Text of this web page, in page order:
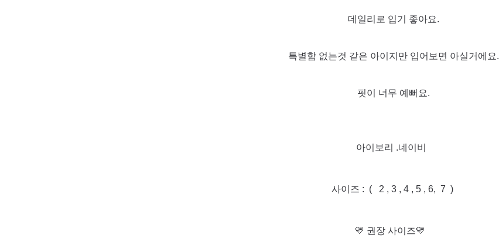
데일리로 입기 좋아요.
특별함 없는것 같은 아이지만 입어보면 아실거에요.
핏이 너무 예뻐요.
아이보리 .네이비
사이즈 : ( 2 , 3 , 4 , 5 , 6, 7 )
💛 권장 사이즈💛